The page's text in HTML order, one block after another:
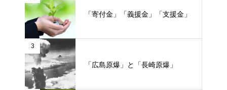
「寄付金」「義援金」「支援金」
3
「広島原爆」と「長崎原爆」